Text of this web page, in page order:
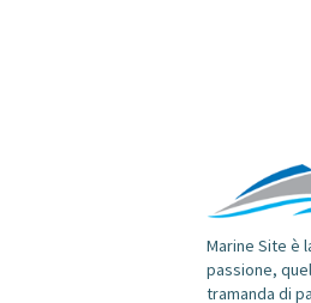
Marine Site è
passione,
tramanda di